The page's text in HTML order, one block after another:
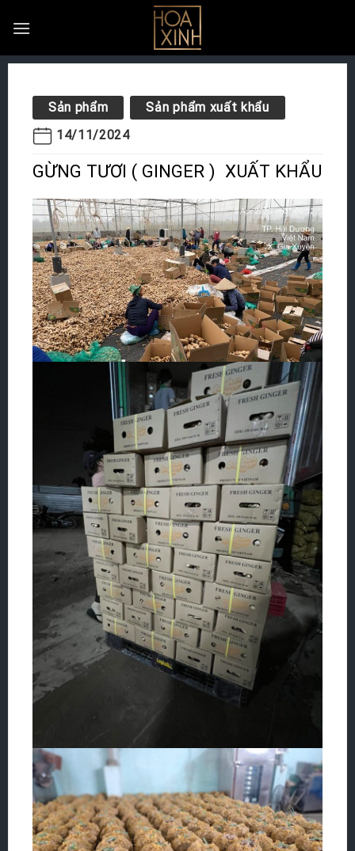
Sản phẩm
Sản phẩm xuất khẩu
14/11/2024
GỪNG TƯƠI ( GINGER ) XUẤT KHẨU